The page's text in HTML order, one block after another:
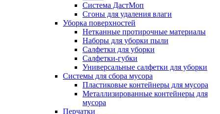
Система ДастМоп
Сгоны для удаления влаги
Уборка поверхностей
Нетканные протирочные материалы
Наборы для уборки пыли
Салфетки для уборки
Салфетки-губки
Универсальные салфетки для уборки
Системы для сбора мусора
Пластиковые контейнеры для мусора
Металлизированные контейнеры для
мусора
Перчатки